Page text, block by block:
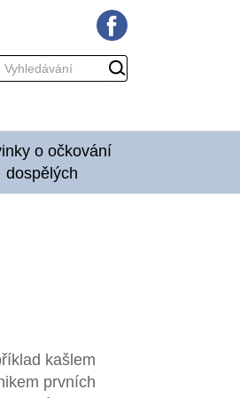
Vyhledávání
Hledat
o očkování
dospělých
kašlem
prvních